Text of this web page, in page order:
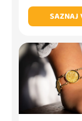
SAZNAJ